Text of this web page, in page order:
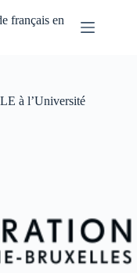
français en
à l’Université